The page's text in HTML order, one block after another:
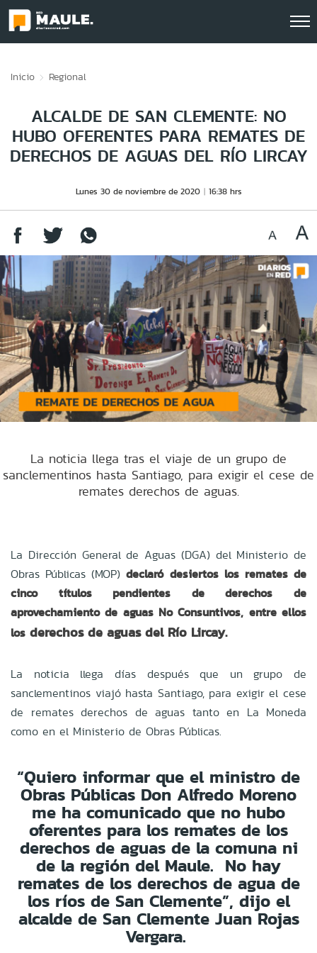
Inicio Regional
ALCALDE DE SAN CLEMENTE: NO
HUBO OFERENTES PARA REMATES DE
DERECHOS DE AGUAS DEL RÍO LIRCAY
Lunes 30 de noviembre de 2020 16:38 hrs
La noticia llega tras el viaje de un grupo de
sanclementinos hasta Santiago, para exigir el cese de
remates derechos de aguas.
La Dirección General de Aguas (DGA) del Ministerio de
Obras Públicas (MOP)declaró desiertos los remates de
cinco títulos pendientes de derechos de
aprovechamiento de aguas No Consuntivos, entre ellos
los derechos de aguas del Río Lircay.
La noticia llega días después que un grupo de
sanclementinos viajó hasta Santiago, para exigir el cese
de remates derechos de aguas tanto en La Moneda
como en el Ministerio de Obras Públicas.
“Quiero informar que el ministro de
Obras Públicas Don Alfredo Moreno
me ha comunicado que no hubo
oferentes para los remates de los
derechos de aguas de la comuna ni
de la región del Maule. No hay
remates de los derechos de agua de
los ríos de San Clemente”, dijo el
alcalde de San Clemente Juan Rojas
Vergara.